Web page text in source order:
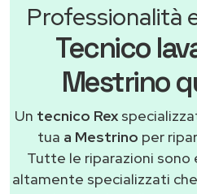
Professionalità
Tecnico
Mestrino
Un tecnico Rex
tua a Mestrino per
Tutte le riparazioni
altamente specializzati